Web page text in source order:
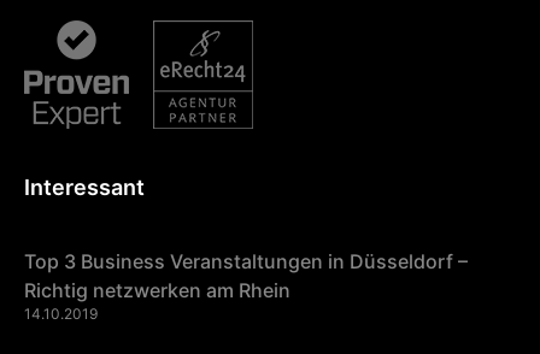
Interessant
Top 3 Business Veranstaltungen in Düsseldorf –
Richtig netzwerken am Rhein
14.10.2019